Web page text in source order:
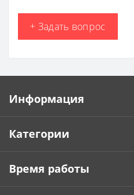
+ Задать вопрос
Информация
Категории
Время работы